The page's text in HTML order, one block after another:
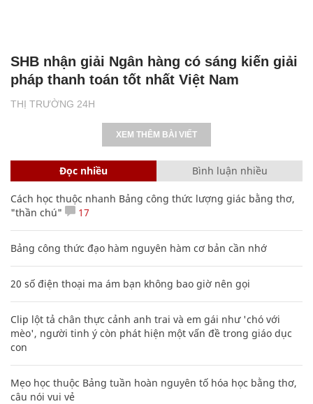
THỊ TRƯỜNG 24H
SHB nhận giải Ngân hàng có sáng kiến giải
pháp thanh toán tốt nhất Việt Nam
XEM THÊM BÀI VIẾT
Đọc nhiều Bình luận nhiều
Cách học thuộc nhanh Bảng công thức lượng giác bằng thơ,
"thần chú"
17
Bảng công thức đạo hàm nguyên hàm cơ bản cần nhớ
20 số điện thoại ma ám bạn không bao giờ nên gọi
Clip lột tả chân thực cảnh anh trai và em gái như 'chó với
mèo', người tinh ý còn phát hiện một vấn đề trong giáo dục
con
Mẹo học thuộc Bảng tuần hoàn nguyên tố hóa học bằng thơ,
câu nói vui vẻ